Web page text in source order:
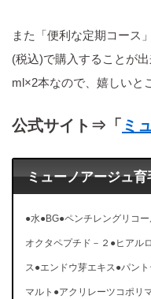
また「便利な定期コース
(税込)で購入することが
ml×2本なので、嬉しいと
公式サイト⇒「 ミ
ミューノアージュ
●水●BG●ペンチレングリコ
オクタペプチド－２●ヒアル
ス●エンドウ芽エキス●パン
マルト●アクリレーツコポリ